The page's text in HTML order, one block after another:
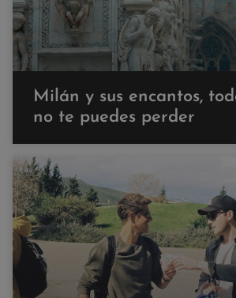
Milán y sus encantos,
no te puedes perder